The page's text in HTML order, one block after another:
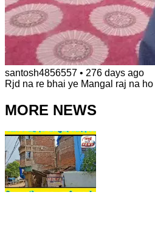
santosh4856557 • 276 days ago
Rjd na re bhai ye Mangal raj na
MORE NEWS